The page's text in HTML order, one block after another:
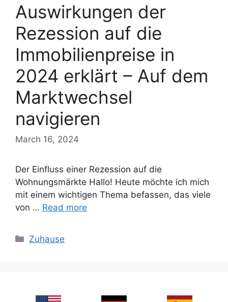
Auswirkungen der
Rezession auf die
Immobilienpreise in
2024 erklärt – Auf dem
Marktwechsel
navigieren
March 16, 2024
Der Einfluss einer Rezession auf die
Wohnungsmärkte Hallo! Heute möchte ich mich
mit einem wichtigen Thema befassen, das viele
von … Read more
Categories
Zuhause